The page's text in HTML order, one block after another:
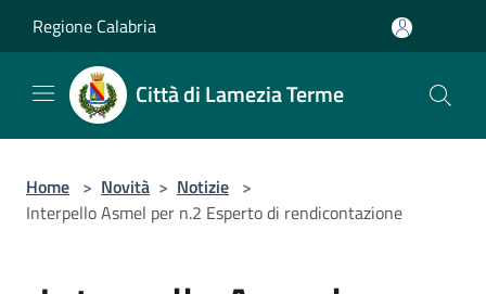
Regione Calabria
Città di Lamezia Terme
Home > Novità > Notizie >
Interpello Asmel per n.2 Esperto di rendicontazione